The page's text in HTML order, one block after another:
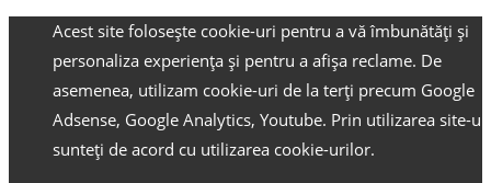
Acest site folosește cookie-uri pentru a vă îmbunătăți și
personaliza experiența și pentru a afișa reclame. De
asemenea, utilizam cookie-uri de la terți precum Google
Adsense, Google Analytics, Youtube. Prin utilizarea site-
sunteți de acord cu utilizarea cookie-urilor.